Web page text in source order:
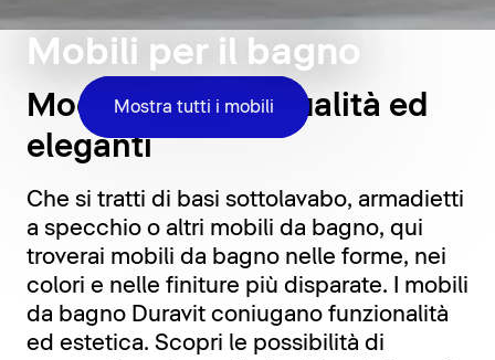
Mobili per il bagno
Mostra tutti i mobili
Moderni, di alta qualità ed
eleganti
Che si tratti di basi sottolavabo, armadietti
a specchio o altri mobili da bagno, qui
troverai mobili da bagno nelle forme, nei
colori e nelle finiture più disparate. I mobili
da bagno Duravit coniugano funzionalità
ed estetica. Scopri le possibilità di